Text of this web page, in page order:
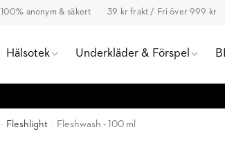
100% anonym & säkert 39 kr frakt / Fri över 999 kr
Hälsotek Underkläder & Förspel
Fleshlight Fleshwash - 100 ml